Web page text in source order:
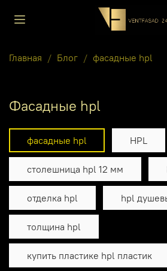
Главная Блог фасадные hpl
фасадные hpl
фасадные hpl HPL
столешница hpl 12 мм
отделка hpl hpl
толщина hpl
купить пластике hpl пластик